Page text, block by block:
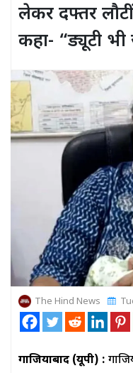
लेकर दफ्तर
कहा- “ड्यूटी
The Hind News
गाजियाबाद (यूपी) :